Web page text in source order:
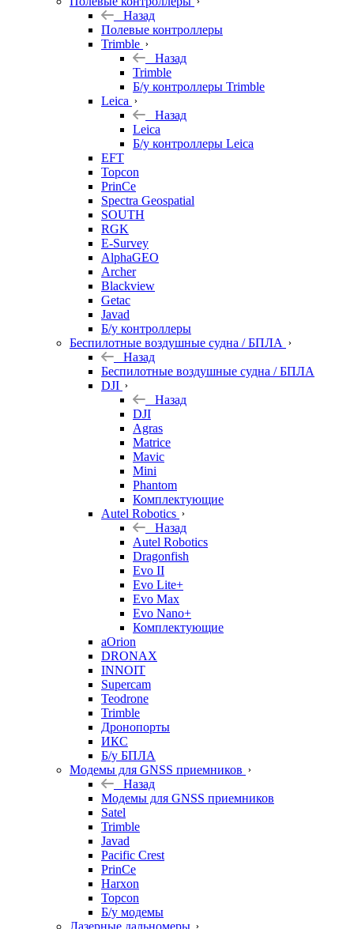
Назад
Полевые контроллеры
Trimble
Назад
Trimble
Б/у контроллеры Trimble
Leica
Назад
Leica
Б/у контроллеры Leica
EFT
Topcon
PrinCe
Spectra Geospatial
SOUTH
RGK
E-Survey
AlphaGEO
Archer
Blackview
Getac
Javad
Б/у контроллеры
Беспилотные воздушные судна / БПЛА
Назад
Беспилотные воздушные судна / БПЛА
DJI
Назад
DJI
Agras
Matrice
Mavic
Mini
Phantom
Комплектующие
Autel Robotics
Назад
Autel Robotics
Dragonfish
Evo II
Evo Lite+
Evo Max
Evo Nano+
Комплектующие
aOrion
DRONAX
INNOIT
Supercam
Teodrone
Trimble
Дронопорты
ИКС
Б/у БПЛА
Модемы для GNSS приемников
Назад
Модемы для GNSS приемников
Satel
Trimble
Javad
Pacific Crest
PrinCe
Harxon
Topcon
Б/у модемы
Лазерные дальномеры